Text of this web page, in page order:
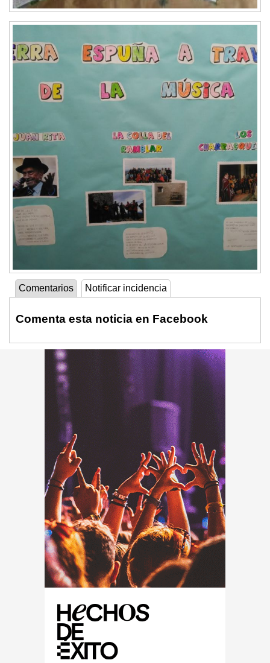
Comentarios Notificar incidencia
Comenta esta noticia en Facebook